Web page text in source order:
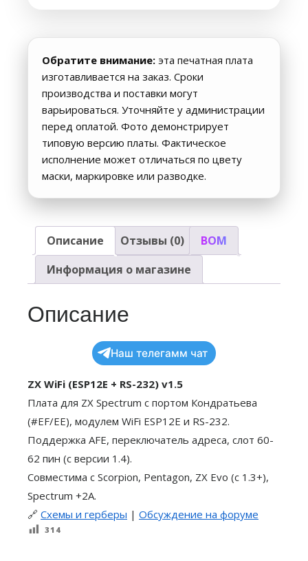
RS-
v1.5
#1517
(черная
маска)
Обратите внимание: эта печатная плата
изготавливается на заказ. Сроки
производства и поставки могут
варьироваться. Уточняйте у администрации
перед оплатой. Фото демонстрирует
типовую версию платы. Фактическое
исполнение может отличаться по цвету
маски, маркировке или разводке.
Описание Отзывы (0)
BOM
Информация о магазине
Описание
Наш телегамм чат
ZX WiFi (ESP12E + RS-232) v1.5
Плата для ZX Spectrum с портом Кондратьева
(#EF/EE), модулем WiFi ESP12E и RS-232.
Поддержка AFE, переключатель адреса, слот 60-
62 пин (с версии 1.4).
Совместима с Scorpion, Pentagon, ZX Evo (с 1.3+),
Spectrum +2A.
🔗 Схемы и герберы | Обсуждение на форуме
314